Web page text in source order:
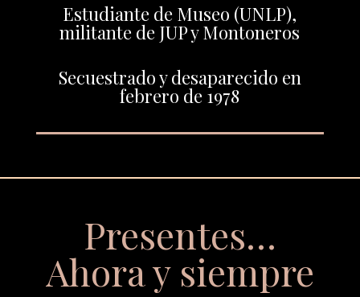
Estudiante de Museo (UNLP),
militante de JUP y Montoneros
Secuestrado y desaparecido en
febrero de 1978
Presentes…
Ahora y siempre